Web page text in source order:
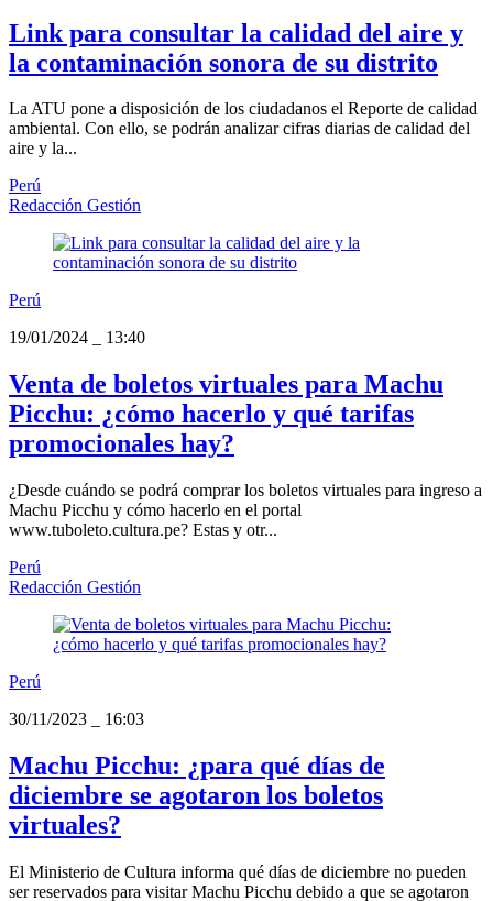
Link para consultar la calidad del aire y
la contaminación sonora de su distrito
La ATU pone a disposición de los ciudadanos el Reporte de calidad
ambiental. Con ello, se podrán analizar cifras diarias de calidad del
aire y la...
Perú
Redacción Gestión
Perú
19/01/2024
13:40
Venta de boletos virtuales para Machu
Picchu: ¿cómo hacerlo y qué tarifas
promocionales hay?
¿Desde cuándo se podrá comprar los boletos virtuales para ingreso a
Machu Picchu y cómo hacerlo en el portal
www.tuboleto.cultura.pe? Estas y otr...
Perú
Redacción Gestión
Perú
30/11/2023
16:03
Machu Picchu: ¿para qué días de
diciembre se agotaron los boletos
virtuales?
El Ministerio de Cultura informa qué días de diciembre no pueden
ser reservados para visitar Machu Picchu debido a que se agotaron